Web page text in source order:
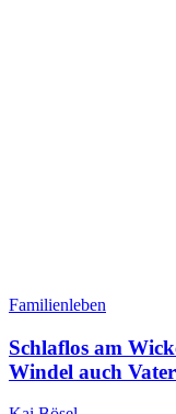
Familienleben
Schlaflos am
Windel auch